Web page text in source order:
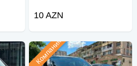
10 AZN
Компания